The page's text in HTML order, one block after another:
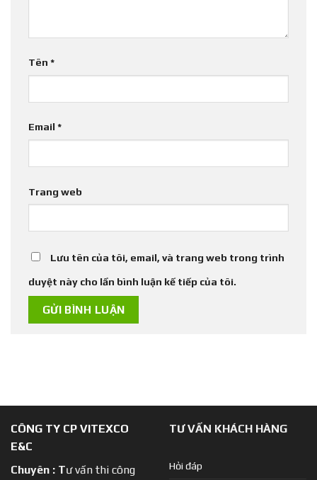
Tên *
Email *
Trang web
Lưu tên của tôi, email, và trang web trong trình
duyệt này cho lần bình luận kế tiếp của tôi.
CÔNG TY CP VITEXCO
E&C
Chuyên : Tư vấn thi công
TƯ VẤN KHÁCH HÀNG
Hỏi đáp